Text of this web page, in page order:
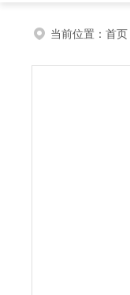
当前位置： 首页